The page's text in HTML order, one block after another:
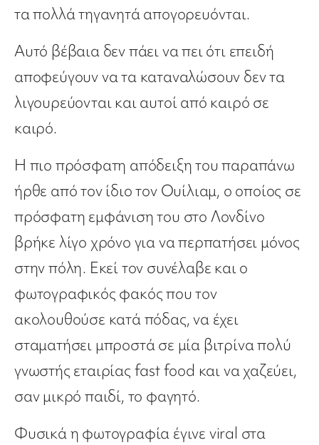
τα πολλά τηγανητά απογορευόνται.
Αυτό βέβαια δεν πάει να πει ότι επειδή
αποφεύγουν να τα καταναλώσουν δεν τα
λιγουρεύονται και αυτοί από καιρό σε
καιρό.
Η πιο πρόσφατη απόδειξη του παραπάνω
ήρθε από τον ίδιο τον Ουίλιαμ, ο οποίος σε
πρόσφατη εμφάνιση του στο Λονδίνο
βρήκε λίγο χρόνο για να περπατήσει μόνος
στην πόλη. Εκεί τον συνέλαβε και ο
φωτογραφικός φακός που τον
ακολουθούσε κατά πόδας, να έχει
σταματήσει μπροστά σε μία βιτρίνα πολύ
γνωστής εταιρίας fast food και να χαζεύει,
σαν μικρό παιδί, το φαγητό.
Φυσικά η φωτογραφία έγινε viral στα